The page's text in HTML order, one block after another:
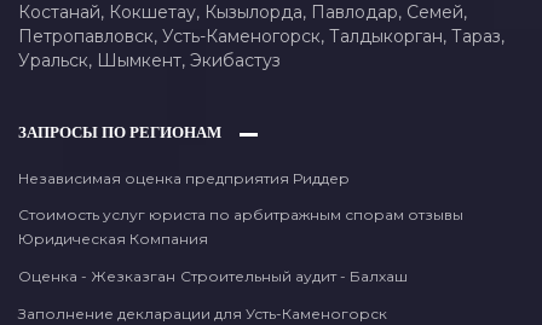
Костанай, Кокшетау, Кызылорда, Павлодар, Семей,
Петропавловск, Усть-Каменогорск, Талдыкорган, Тараз,
Уральск, Шымкент, Экибастуз
ЗАПРОСЫ ПО РЕГИОНАМ
Независимая оценка предприятия Риддер
Стоимость услуг юриста по арбитражным спорам отзывы
Юридическая Компания
Оценка - Жезказган Строительный аудит - Балхаш
Заполнение декларации для Усть-Каменогорск